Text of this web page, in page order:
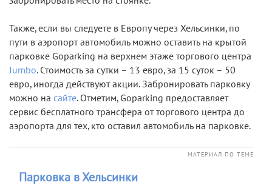
Также, если вы следуете в Европу через Хельсинки, по
пути в аэропорт автомобиль можно оставить на крытой
парковке Goparking на верхнем этаже торгового центра
Jumbo. Стоимость за сутки – 13 евро, за 15 суток – 50
евро, иногда действуют акции. Забронировать парковку
можно на сайте. Отметим, Goparking предоставляет
сервис бесплатного трансфера от торгового центра до
аэропорта для тех, кто оставил автомобиль на парковке.
МАТЕРИАЛ ПО ТЕМЕ
Парковка в Хельсинки